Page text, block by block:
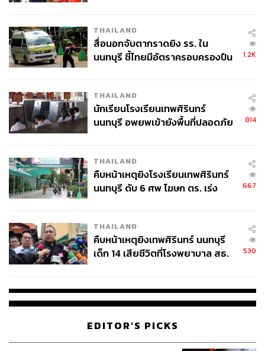
THAILAND
สื่อนอกจับตากราดยิง รร. ใน
นนทบุรี ชี้ไทยมีอัตราครอบครองปืน
1.2K
THAILAND
นักเรียนโรงเรียนเทพศิรินทร์
นนทบุรี อพยพเข้ายังพื้นที่ปลอดภัย
814
THAILAND
คืบหน้าเหตุยิงโรงเรียนเทพศิรินทร์
นนทบุรี ดับ 6 ศพ โฆษก ตร. เร่ง
667
THAILAND
คืบหน้าเหตุยิงเทพศิรินทร์ นนทบุรี
เด็ก 14 เสียชีวิตที่โรงพยาบาล สธ.
530
EDITOR'S PICKS